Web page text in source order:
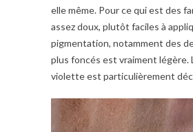
elle même. Pour ce qui est des
assez doux, plutôt faciles à
pigmentation, notamment des
plus foncés est vraiment légère.
violette est particulièrement